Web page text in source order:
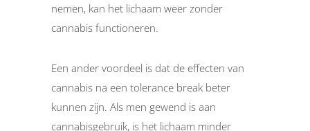
nemen, kan het lichaam weer zonder
cannabis functioneren.
Een ander voordeel is dat de effecten van
cannabis na een tolerance break beter
kunnen zijn. Als men gewend is aan
cannabisgebruik, is het lichaam minder